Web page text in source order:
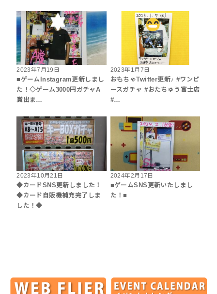
2023年7月19日
■ゲームInstagram更新しまし
た！◇ゲーム3000円ガチャA
賞出ま…
2023年1月7日
おもちゃTwitter更新♪ #ワンピ
ースガチャ #おたちゅう富士店
#…
2023年10月21日
◆カードSNS更新しました！
◆カード自販機補充完了しま
した！◆
2024年2月17日
■ゲームSNS更新いたしまし
た！■